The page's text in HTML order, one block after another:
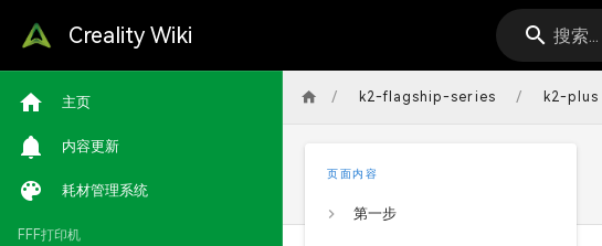
Creality Wiki 搜索...
主页
内容更新
耗材管理系统
FFF打印机
/ k2-flagship-series / k2-plus
页面内容
第一步